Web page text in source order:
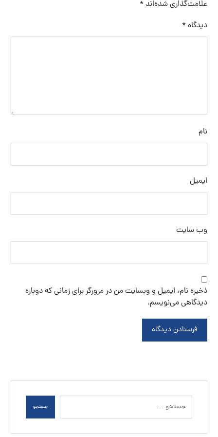
علامت‌گذاری شده‌اند *
دیدگاه *
نام
ایمیل
وب‌ سایت
ذخیره نام، ایمیل و وبسایت من در مرورگر برای زمانی که دوباره
دیدگاهی می‌نویسم.
فرستادن دیدگاه
جستجو